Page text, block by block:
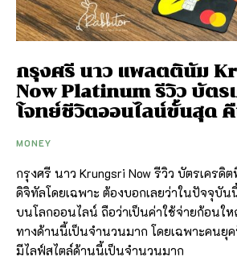
กรุงศรี นาว แพลตตินัม
Now Platinum รีวิว บัตร
โจทย์ชีวิตออนไลน์ขั้นสุด คื
MONEY
กรุงศรี นาว Krungsri Now รีวิว บัตรเครดิ
ดิจิทัลโดยเฉพาะ ต้องบอกเลยว่าในปัจจุบั
บนโลกออนไลน์ ถือว่าเป็นค่าใช้จ่ายก้อนใ
ทางด้านนี้เป็นจำนวนมาก โดยเฉพาะคน
มีไลฟ์สไตล์ด้านนี้เป็นจำนวนมาก